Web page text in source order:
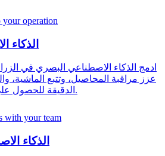
الذكاء
ادمج الذكاء الاصطناعي البصري في
الدقيقة للحصول على إنتاجية أعلى وأكثر ذكاءً.
الذكاء